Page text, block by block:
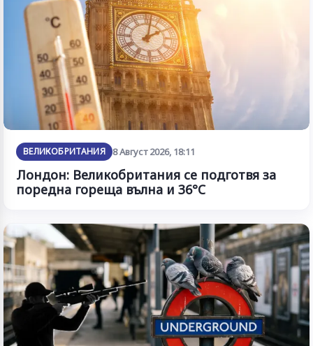
ВЕЛИКОБРИТАНИЯ 8 Август 2026, 18:11
Лондон: Великобритания се подготвя за
поредна гореща вълна и 36°C